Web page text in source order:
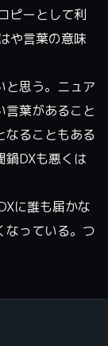
ピーとして利
や言葉の意味
と思う。ニュア
言葉があること
なることもある
鍋DXも悪くは
に誰も届かな
なっている。つ